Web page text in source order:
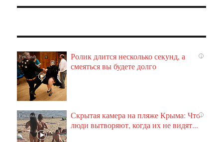
i
Ролик длится несколько секунд, а
смеяться вы будете долго
i
Скрытая камера на пляже Крыма: Что
люди вытворяют, когда их не видят...